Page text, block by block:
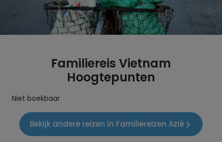
Familiereis Vietnam
Hoogtepunten
Niet boekbaar
Bekijk andere reizen in Familiereizen Azië